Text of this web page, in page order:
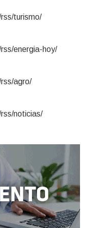
turismo/
energia-hoy/
agro/
noticias/